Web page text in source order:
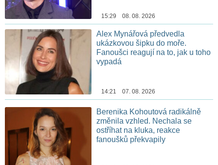
15:29 08. 08. 2026
Alex Mynářová předvedla
ukázkovou šipku do moře.
Fanoušci reagují na to, jak u toho
vypadá
14:21 07. 08. 2026
Berenika Kohoutová radikálně
změnila vzhled. Nechala se
ostříhat na kluka, reakce
fanoušků překvapily